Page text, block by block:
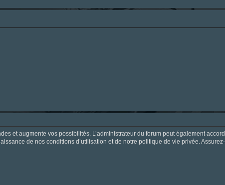
et augmente vos possibilités. L’administrateur du forum peut également
de nos conditions d’utilisation et de notre politique de vie privée.